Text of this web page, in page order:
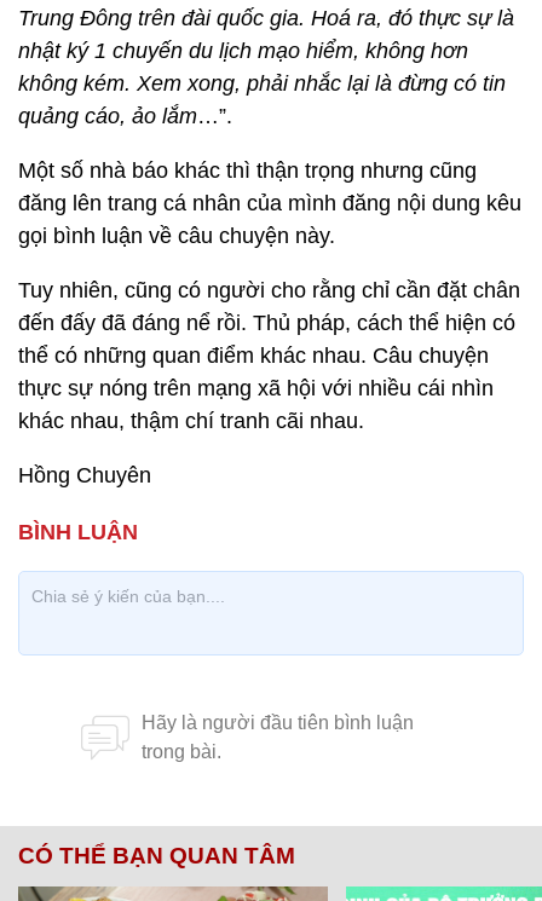
Trung Đông trên đài quốc gia. Hoá ra, đó thực sự là
nhật ký 1 chuyến du lịch mạo hiểm, không hơn
không kém. Xem xong, phải nhắc lại là đừng có tin
quảng cáo, ảo lắm…”.
Một số nhà báo khác thì thận trọng nhưng cũng
đăng lên trang cá nhân của mình đăng nội dung kêu
gọi bình luận về câu chuyện này.
Tuy nhiên, cũng có người cho rằng chỉ cần đặt chân
đến đấy đã đáng nể rồi. Thủ pháp, cách thể hiện có
thể có những quan điểm khác nhau. Câu chuyện
thực sự nóng trên mạng xã hội với nhiều cái nhìn
khác nhau, thậm chí tranh cãi nhau.
Hồng Chuyên
CÓ THỂ BẠN QUAN TÂM